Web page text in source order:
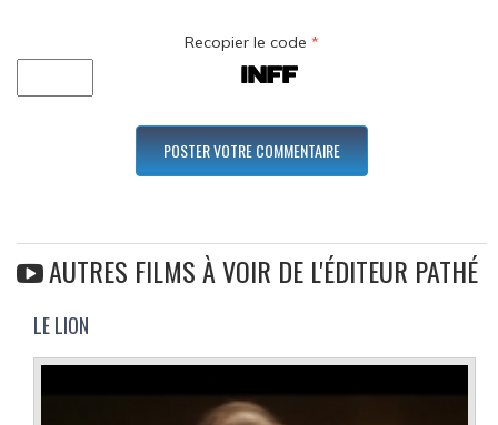
Recopier le code *
AUTRES FILMS À VOIR DE L'ÉDITEUR PATHÉ
LE LION